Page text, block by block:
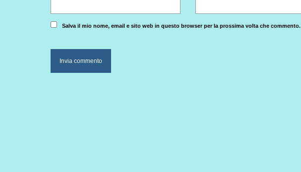
Salva il mio nome, email e sito web in questo browser per la prossima volta che commento.